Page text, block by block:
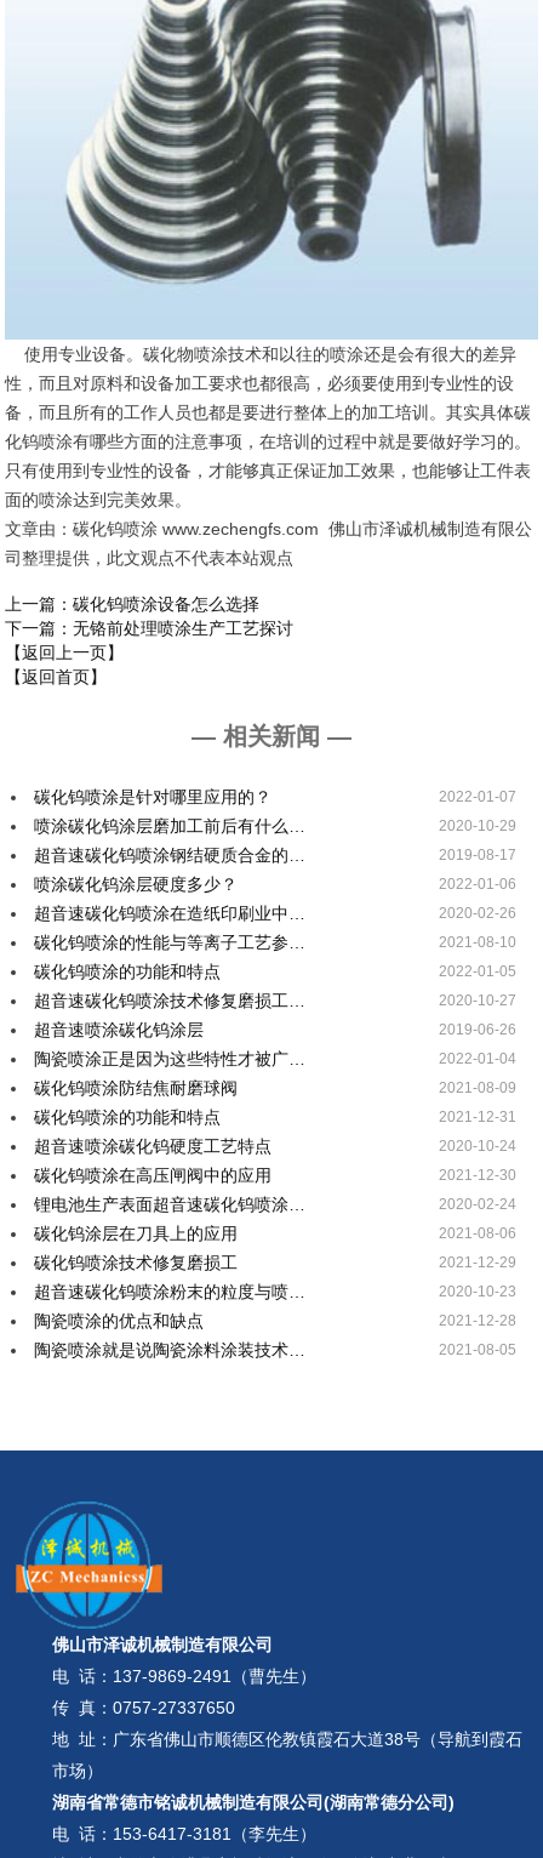
使用专业设备。碳化物喷涂技术和以往的喷涂还是会有很大的差异
性，而且对原料和设备加工要求也都很高，必须要使用到专业性的设
备，而且所有的工作人员也都是要进行整体上的加工培训。其实具体碳
化钨喷涂有哪些方面的注意事项，在培训的过程中就是要做好学习的。
只有使用到专业性的设备，才能够真正保证加工效果，也能够让工件表
面的喷涂达到完美效果。
文章由：碳化钨喷涂 www.zechengfs.com 佛山市泽诚机械制造有限公
司整理提供，此文观点不代表本站观点
上一篇 ：碳化钨喷涂设备怎么选择
下一篇 ：无铬前处理喷涂生产工艺探讨
【返回上一页】
【返回首页】
— 相关新闻 —
碳化钨喷涂是针对哪里应用的？ 2022-01-07
喷涂碳化钨涂层磨加工前后有什么… 2020-10-29
超音速碳化钨喷涂钢结硬质合金的… 2019-08-17
喷涂碳化钨涂层硬度多少？ 2022-01-06
超音速碳化钨喷涂在造纸印刷业中… 2020-02-26
碳化钨喷涂的性能与等离子工艺参… 2021-08-10
碳化钨喷涂的功能和特点 2022-01-05
超音速碳化钨喷涂技术修复磨损工… 2020-10-27
超音速喷涂碳化钨涂层 2019-06-26
陶瓷喷涂正是因为这些特性才被广… 2022-01-04
碳化钨喷涂防结焦耐磨球阀 2021-08-09
碳化钨喷涂的功能和特点 2021-12-31
超音速喷涂碳化钨硬度工艺特点 2020-10-24
碳化钨喷涂在高压闸阀中的应用 2021-12-30
锂电池生产表面超音速碳化钨喷涂… 2020-02-24
碳化钨涂层在刀具上的应用 2021-08-06
碳化钨喷涂技术修复磨损工 2021-12-29
超音速碳化钨喷涂粉末的粒度与喷… 2020-10-23
陶瓷喷涂的优点和缺点 2021-12-28
陶瓷喷涂就是说陶瓷涂料涂装技术… 2021-08-05
佛山市泽诚机械制造有限公司
电 话： 137-9869-2491（曹先生）
传 真：0757-27337650
地 址：广东省佛山市顺德区伦教镇霞石大道38号（导航到霞石
市场）
湖南省常德市铭诚机械制造有限公司(湖南常德分公司)
电 话： 153-6417-3181（李先生）